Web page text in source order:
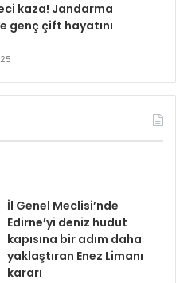
kaza! Jandarma
genç çift hayatını
İl Genel Meclisi’nde
Edirne’yi deniz hudut
kapısına bir adım daha
yaklaştıran Enez Limanı
kararı